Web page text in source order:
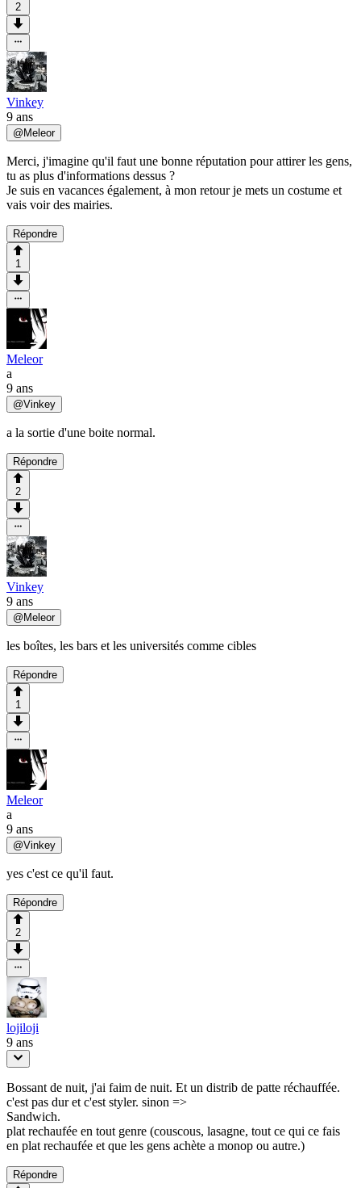
2
Vinkey
9 ans
@ Meleor
Merci, j'imagine qu'il faut une bonne réputation pour attirer les gens,
tu as plus d'informations dessus ?
Je suis en vacances également, à mon retour je mets un costume et
vais voir des mairies.
Répondre
1
Meleor
a
9 ans
@Vinkey
a la sortie d'une boite normal.
Répondre
2
Vinkey
9 ans
@ Meleor
les boîtes, les bars et les universités comme cibles
Répondre
1
Meleor
a
9 ans
@Vinkey
yes c'est ce qu'il faut.
Répondre
2
lojiloji
9 ans
Bossant de nuit, j'ai faim de nuit. Et un distrib de patte réchauffée.
c'est pas dur et c'est styler. sinon =>
Sandwich.
plat rechaufée en tout genre (couscous, lasagne, tout ce qui ce fais
en plat rechaufée et que les gens achète a monop ou autre.)
Répondre